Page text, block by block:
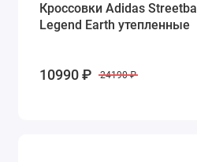
Кроссовки Adidas Streetball
Legend Earth утепленные
10990 ₽ 24190 ₽